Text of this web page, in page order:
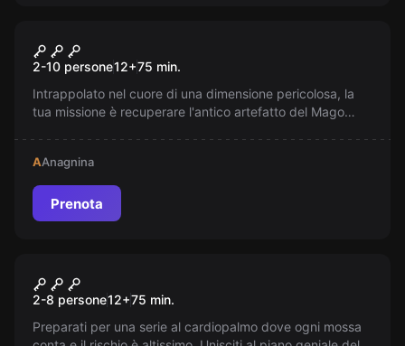
Nuovo
Harry Potter Fuga Dal Mago
Oscuro
2-10 persone12+75 min.
Intrappolato nel cuore di una dimensione pericolosa, la
tua missione è recuperare l'antico artefatto del Mago
mondo reale!
AAnagnina
Prenota
Nuovo
La Casa Di Carta Rapina In
Banca
2-8 persone12+75 min.
Preparati per una serie al cardiopalmo dove ogni mossa